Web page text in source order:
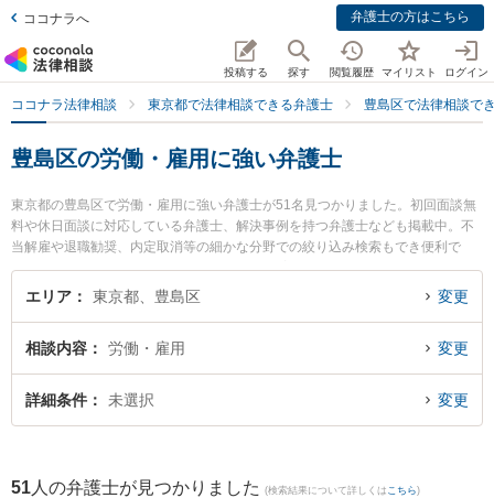
ココナラへ 弁護士の方はこちら
投稿する 探す 閲覧履歴 マイリスト ログイン
ココナラ法律相談 東京都で法律相談できる弁護士 豊島区で法律相談で
豊島区の労働・雇用に強い弁護士
東京都の豊島区で労働・雇用に強い弁護士が51名見つかりました。初回面談無
料や休日面談に対応している弁護士、解決事例を持つ弁護士なども掲載中。不
当解雇や退職勧奨、内定取消等の細かな分野での絞り込み検索もでき便利で
す。特に大西法律事務所の大西 晶子弁護士や増井総合法律事務所の中西 琢斗弁
護士、Earth＆法律事務所の竹中 翔弁護士のプロフィール情報や弁護士費用、強
富な近くの弁護士を検索したい』『初回相談無料で労働・雇用を法律相談でき
る豊島区内の弁護士に相談予約したい』などでお困りの相談者さんにおすすめ
です。
エリア 東京都、豊島区 変更
相談内容 労働・雇用 変更
詳細条件 未選択 変更
51 人の弁護士が見つかりました (検索結果について詳しくは こちら)